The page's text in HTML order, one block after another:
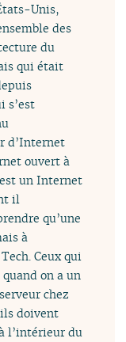
Unis,
des
du
qui était
s’est
d’Internet
ouvert à
un Internet
il
qu’une
à
Ceux qui
on a un
chez
doivent
l’intérieur du